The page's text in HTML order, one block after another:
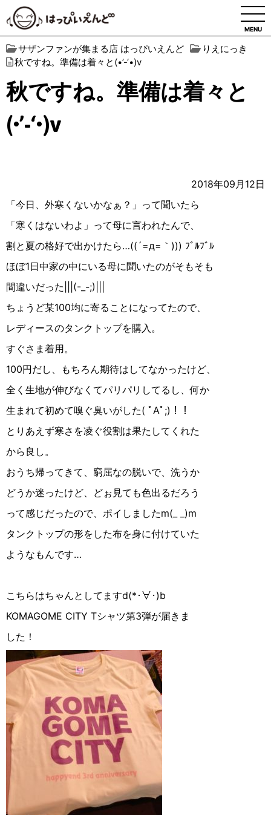
MENU
サザンファンが集まる店 はっぴいえんど
りえにっき
秋ですね。準備は着々と(•’-‘•)v
秋ですね。準備は着々と
(•’-‘•)v
2018年09月12日
「今日、外寒くないかなぁ？」って聞いたら
「寒くはないわよ」って母に言われたんで、
割と夏の格好で出かけたら…((´=д=｀))) ﾌﾞﾙﾌﾞﾙ
ほぼ1日中家の中にいる母に聞いたのがそもそも
間違いだった|||(-_-;)|||
ちょうど某100均に寄ることになってたので、
レディースのタンクトップを購入。
すぐさま着用。
100円だし、もちろん期待はしてなかったけど、
全く生地が伸びなくてパリパリしてるし、何か
生まれて初めて嗅ぐ臭いがした( ﾟAﾟ;)！！
とりあえず寒さを凌ぐ役割は果たしてくれた
から良し。
おうち帰ってきて、窮屈なの脱いで、洗うか
どうか迷ったけど、どぉ見ても色出るだろう
って感じだったので、ポイしましたm(_ _)m
タンクトップの形をした布を身に付けていた
ようなもんです…
こちらはちゃんとしてますd(*･∀︎･)b
KOMAGOME CITY Tシャツ第3弾が届きま
した！